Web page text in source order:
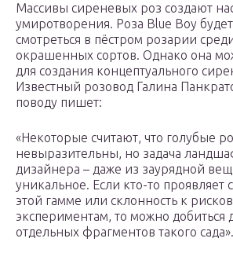
Массивы сиреневых роз создают
умиротворения. Роза Blue Boy
смотреться в пёстром розарии
окрашенных сортов. Однако она
для создания концептуального
Известный розовод Галина
поводу пишет:
«Некоторые считают, что голубые
невыразительны, но задача
дизайнера – даже из заурядной
уникальное. Если кто-то проявляет
этой гамме или склонность к
экспериментам, то можно добиться
отдельных фрагментов такого сада».